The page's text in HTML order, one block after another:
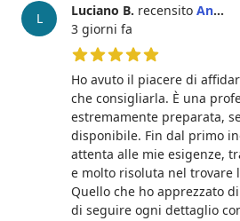
L Luciano B. recensito Antonia Sabatini
3 giorni fa
5 su 5 stelle
Ho avuto il piacere di
che consigliarla. È una
estremamente preparata,
disponibile. Fin dal primo
attenta alle mie esigenze,
e molto risoluta nel trovare
Quello che ho apprezzato
di seguire ogni dettaglio